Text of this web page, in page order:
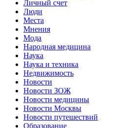
Личный счет
Люди
Места
Мнения
Мода
Народная медицина
Наука
Наука и техника
Недвижимость
Новости
Новости ЗОЖ
Новости медицины
Новости Москвы
Новости путешествий
Образование